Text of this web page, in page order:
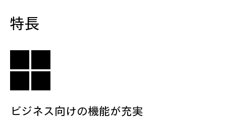
特長
ビジネス向けの機能が充実